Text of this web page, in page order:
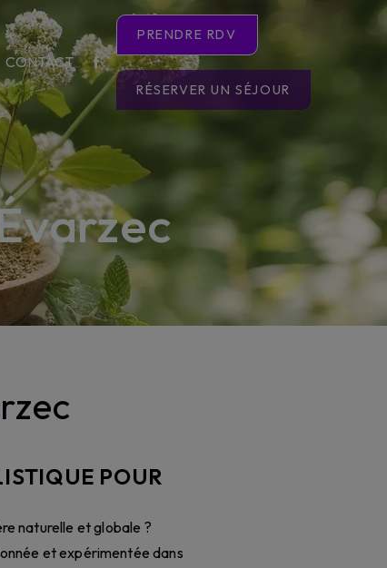
CONTACT
PRENDRE RDV
RÉSERVER UN SÉJOUR
POUR
naturelle et globale ?
et expérimentée dans